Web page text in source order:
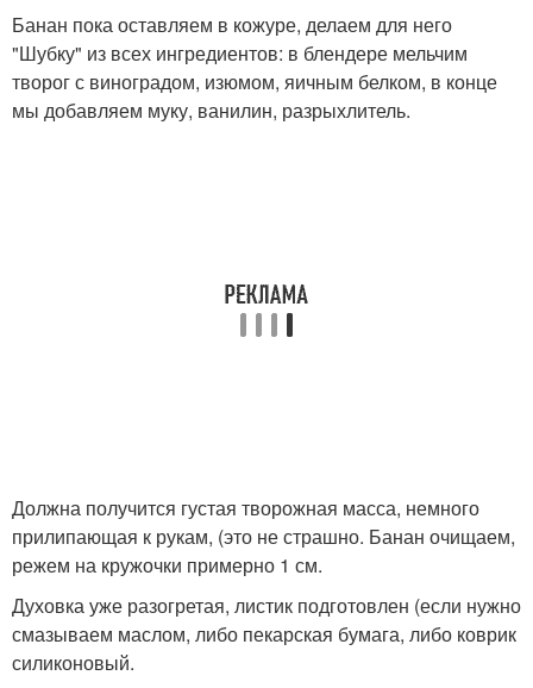
Банан пока оставляем в кожуре, делаем для него
"Шубку" из всех ингредиентов: в блендере мельчим
творог с виноградом, изюмом, яичным белком, в конце
мы добавляем муку, ванилин, разрыхлитель.
Должна получится густая творожная масса, немного
прилипающая к рукам, (это не страшно. Банан очищаем,
режем на кружочки примерно 1 см.
Духовка уже разогретая, листик подготовлен (если нужно
смазываем маслом, либо пекарская бумага, либо коврик
силиконовый.